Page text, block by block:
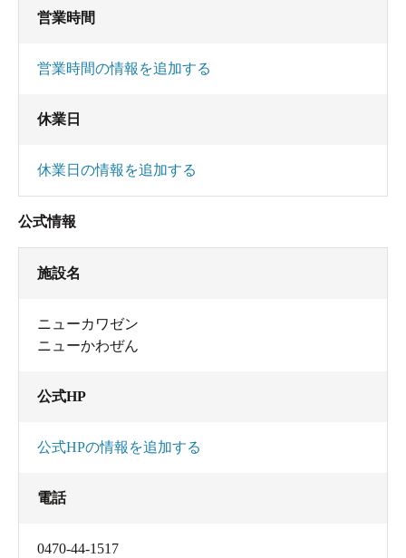
営業時間
営業時間の情報を追加する
休業日
休業日の情報を追加する
公式情報
施設名
ニューカワゼン
ニューかわぜん
公式HP
公式HPの情報を追加する
電話
0470-44-1517